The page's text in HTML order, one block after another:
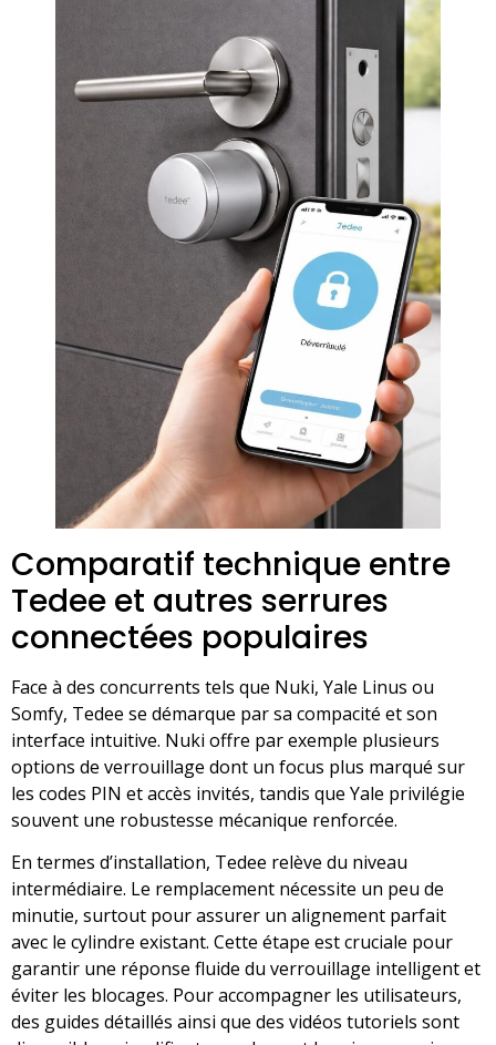
Comparatif technique entre
Tedee et autres serrures
connectées populaires
Face à des concurrents tels que Nuki, Yale Linus ou
Somfy, Tedee se démarque par sa compacité et son
interface intuitive. Nuki offre par exemple plusieurs
options de verrouillage dont un focus plus marqué sur
les codes PIN et accès invités, tandis que Yale privilégie
souvent une robustesse mécanique renforcée.
En termes d’installation, Tedee relève du niveau
intermédiaire. Le remplacement nécessite un peu de
minutie, surtout pour assurer un alignement parfait
avec le cylindre existant. Cette étape est cruciale pour
garantir une réponse fluide du verrouillage intelligent et
éviter les blocages. Pour accompagner les utilisateurs,
des guides détaillés ainsi que des vidéos tutoriels sont